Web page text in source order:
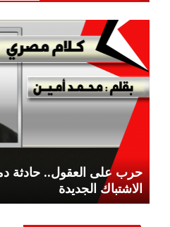
حرب على العقول.. حادثة
الاشتباك الجديدة